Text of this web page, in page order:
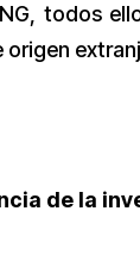
todos
origen
de la